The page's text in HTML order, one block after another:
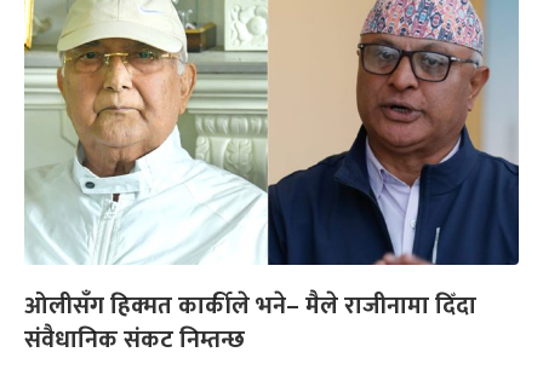
ओलीसँग हिक्मत कार्कीले भने– मैले राजीनामा दिँदा
संवैधानिक संकट निम्तन्छ